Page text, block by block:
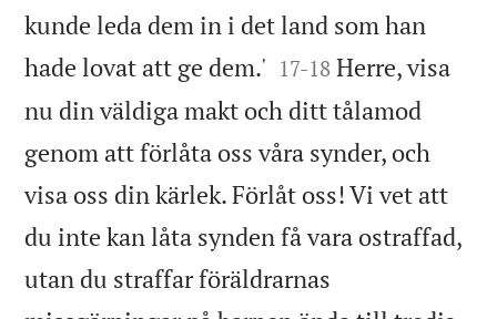
kunde leda dem in i det land som han
hade lovat att ge dem.' 

17-18 Herre, visa
nu din väldiga makt och ditt tålamod
genom att förlåta oss våra synder, och
visa oss din kärlek. Förlåt oss! Vi vet att
du inte kan låta synden få vara ostraffad,
utan du straffar föräldrarnas